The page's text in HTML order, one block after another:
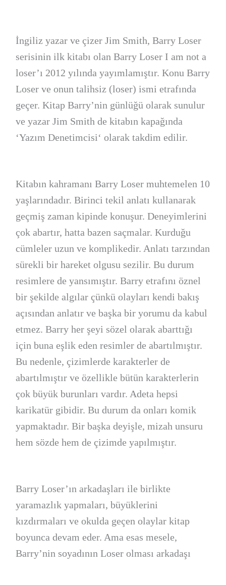
İngiliz yazar ve çizer Jim Smith, Barry Loser
serisinin ilk kitabı olan Barry Loser I am not a
loser’ı 2012 yılında yayımlamıştır. Konu Barry
Loser ve onun talihsiz (loser) ismi etrafında
geçer. Kitap Barry’nin günlüğü olarak sunulur
ve yazar Jim Smith de kitabın kapağında
‘Yazım Denetimcisi‘ olarak takdim edilir.
Kitabın kahramanı Barry Loser muhtemelen 10
yaşlarındadır. Birinci tekil anlatı kullanarak
geçmiş zaman kipinde konuşur. Deneyimlerini
çok abartır, hatta bazen saçmalar. Kurduğu
cümleler uzun ve komplikedir. Anlatı tarzından
sürekli bir hareket olgusu sezilir. Bu durum
resimlere de yansımıştır. Barry etrafını öznel
bir şekilde algılar çünkü olayları kendi bakış
açısından anlatır ve başka bir yorumu da kabul
etmez. Barry her şeyi sözel olarak abarttığı
için buna eşlik eden resimler de abartılmıştır.
Bu nedenle, çizimlerde karakterler de
abartılmıştır ve özellikle bütün karakterlerin
çok büyük burunları vardır. Adeta hepsi
karikatür gibidir. Bu durum da onları komik
yapmaktadır. Bir başka deyişle, mizah unsuru
hem sözde hem de çizimde yapılmıştır.
Barry Loser’ın arkadaşları ile birlikte
yaramazlık yapmaları, büyüklerini
kızdırmaları ve okulda geçen olaylar kitap
boyunca devam eder. Ama esas mesele,
Barry’nin soyadının Loser olması arkadaşı